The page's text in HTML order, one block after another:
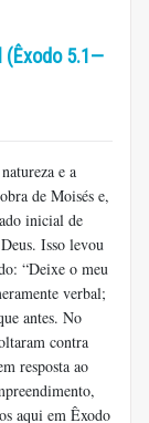
(Êxodo 5.1—
e a
de Moisés e,
inicial de
Isso levou
“Deixe o meu
verbal;
antes. No
contra
resposta ao
aqui em Êxodo